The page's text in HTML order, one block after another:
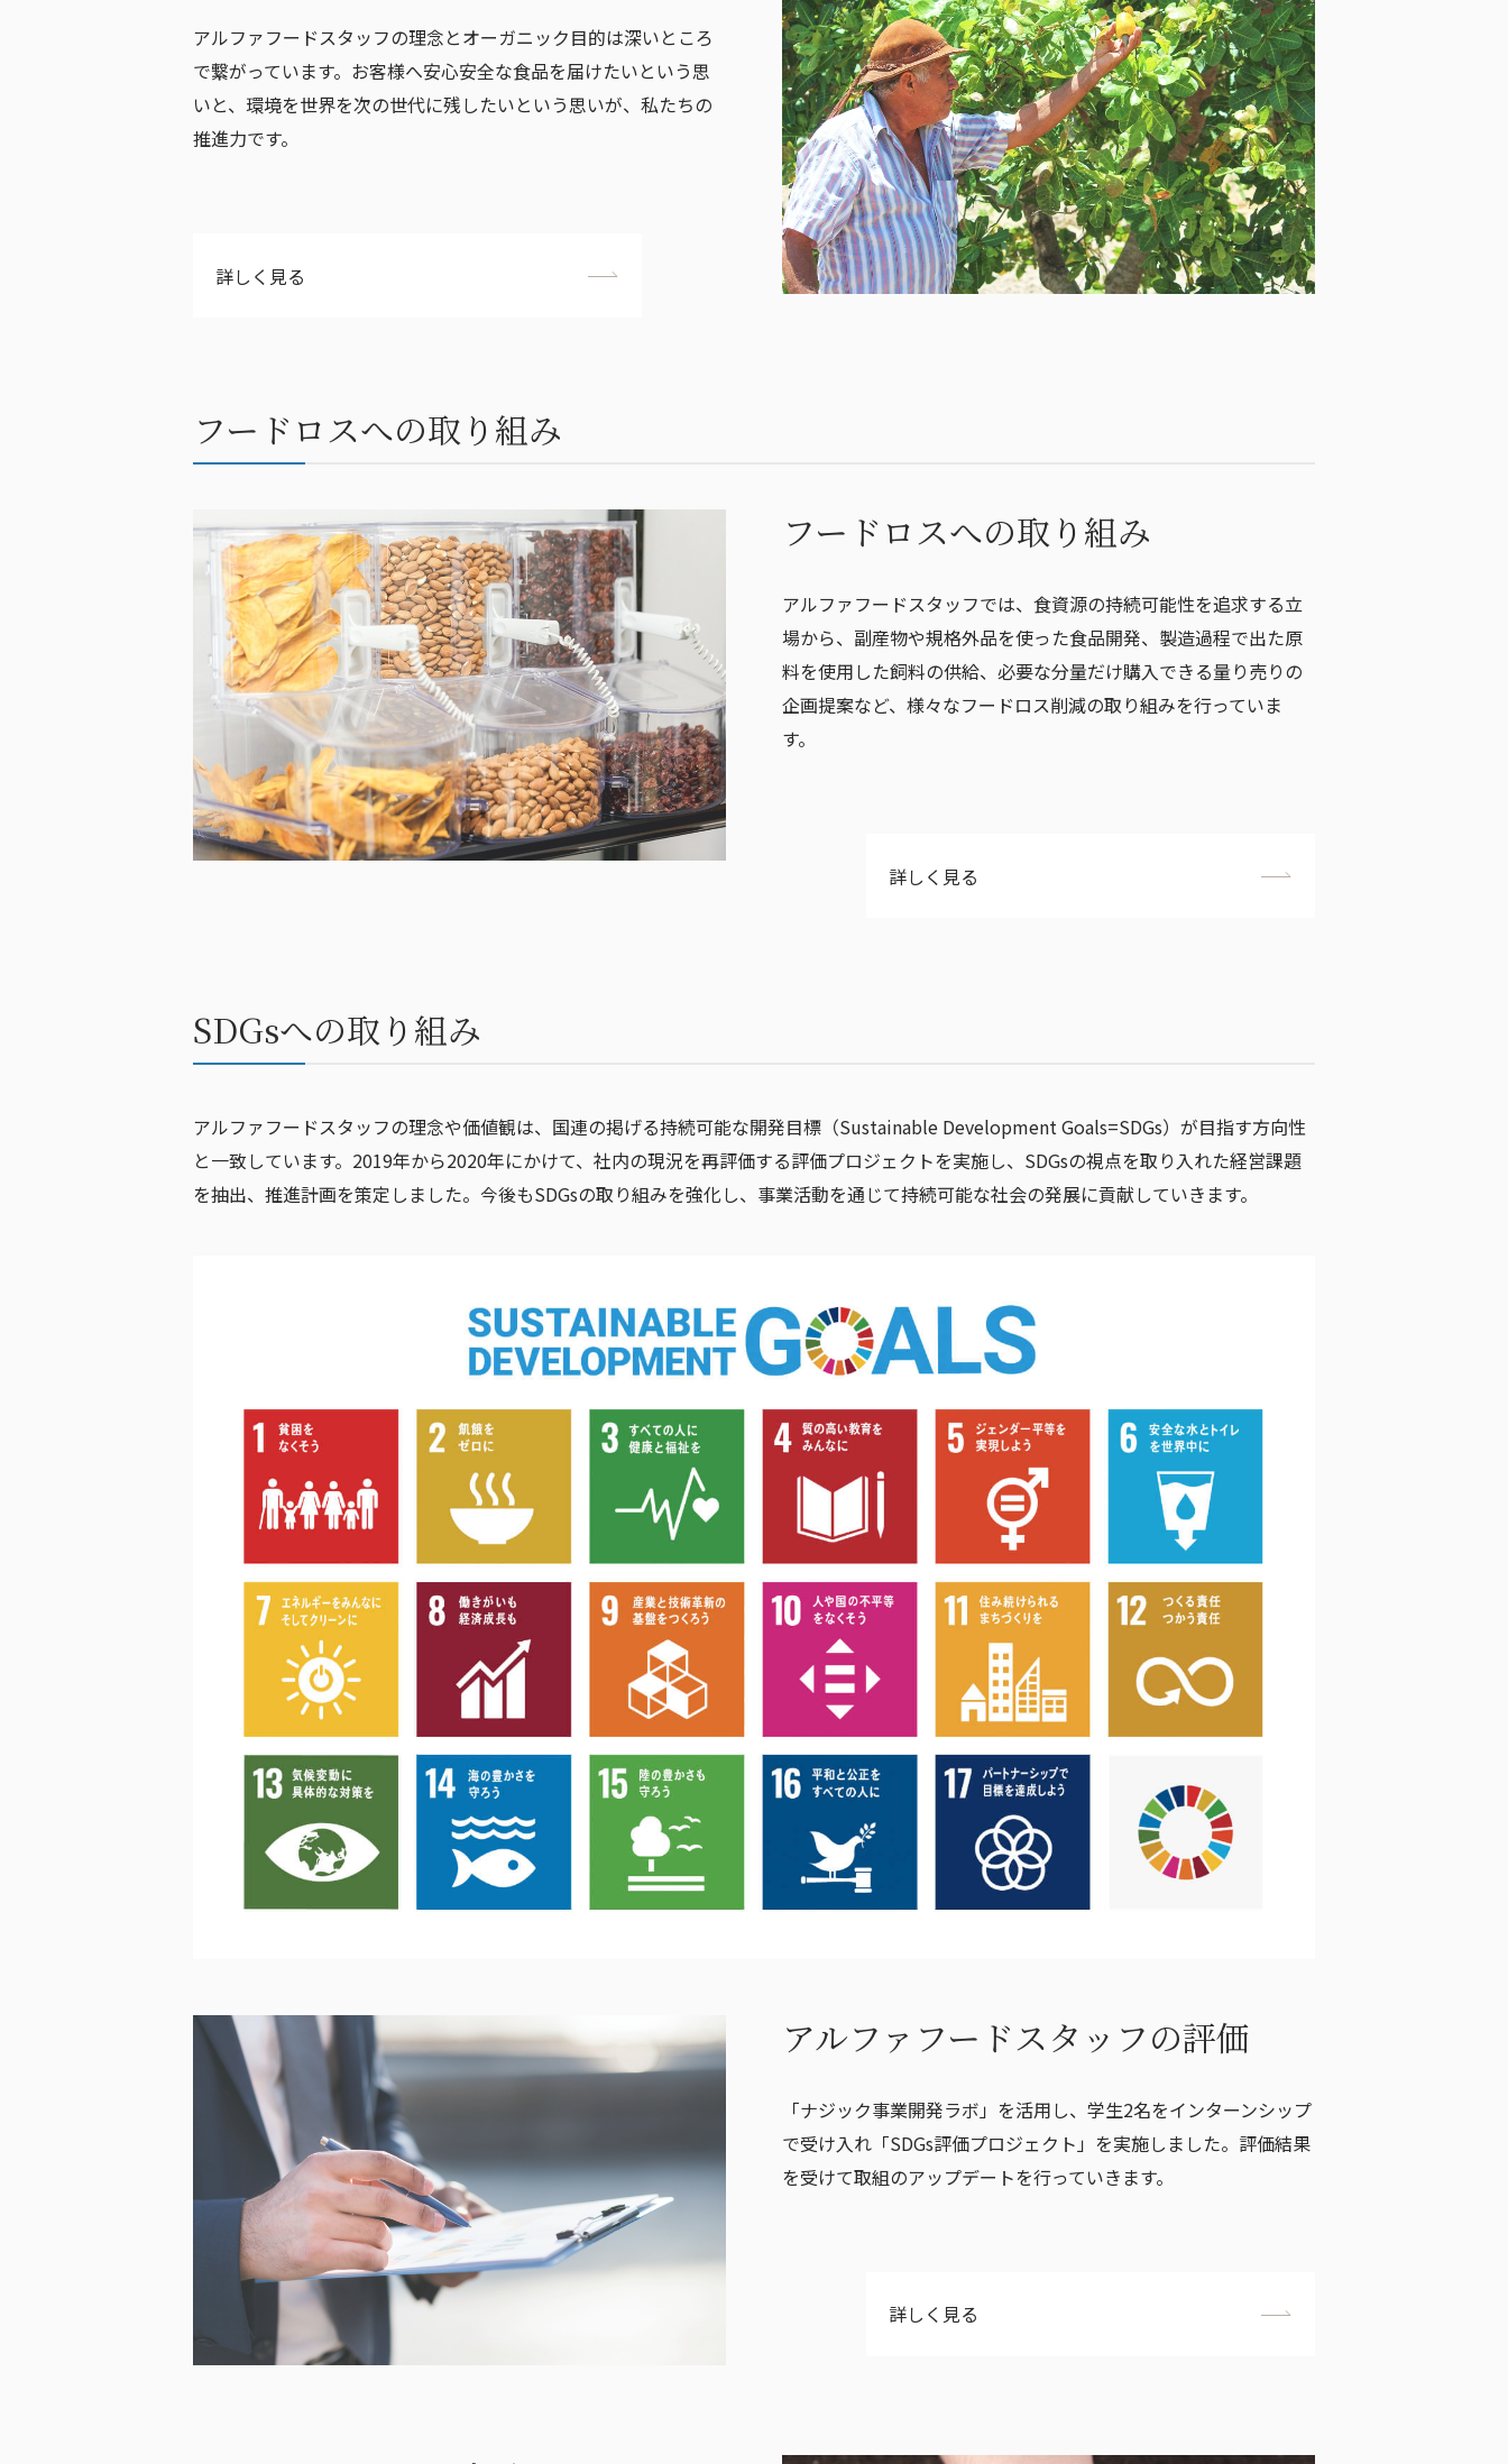
アルファフードスタッフの理念とオーガニック目的は深いところ
で繋がっています。お客様へ安心安全な食品を届けたいという思
いと、環境を世界を次の世代に残したいという思いが、私たちの
推進力です。
詳しく見る
フードロスへの取り組み
フードロスへの取り組み
アルファフードスタッフでは、食資源の持続可能性を追求する立
場から、副産物や規格外品を使った食品開発、製造過程で出た原
料を使用した飼料の供給、必要な分量だけ購入できる量り売りの
企画提案など、様々なフードロス削減の取り組みを行っていま
す。
詳しく見る
SDGsへの取り組み
アルファフードスタッフの理念や価値観は、国連の掲げる持続可能な開発目標（Sustainable Development Goals=SDGs）が目指す方向性
と一致しています。2019年から2020年にかけて、社内の現況を再評価する評価プロジェクトを実施し、SDGsの視点を取り入れた経営課題
を抽出、推進計画を策定しました。今後もSDGsの取り組みを強化し、事業活動を通じて持続可能な社会の発展に貢献していきます。
アルファフードスタッフの評価
「ナジック事業開発ラボ」を活用し、学生2名をインターンシップ
で受け入れ「SDGs評価プロジェクト」を実施しました。評価結果
を受けて取組のアップデートを行っていきます。
詳しく見る